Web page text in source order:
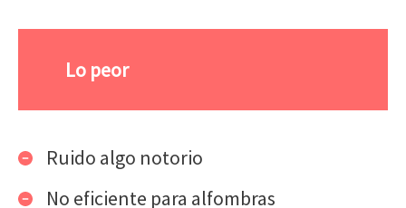
Lo peor
Ruido algo notorio
No eficiente para alfombras